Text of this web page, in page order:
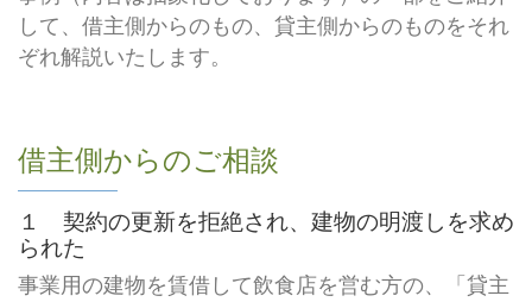
して、借主側からのもの、貸主側からのものをそれ
ぞれ解説いたします。
借主側からのご相談
１ 契約の更新を拒絶され、建物の明渡しを求め
られた
事業用の建物を賃借して飲食店を営む方の、「貸主